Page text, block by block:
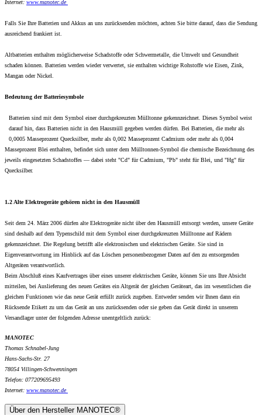
Internet: www.manotec.de
Falls Sie Ihre Batterien und Akkus an uns zurücksenden möchten, achten Sie bitte darauf, dass die Sendung
ausreichend frankiert ist.
Altbatterien enthalten möglicherweise Schadstoffe oder Schwermetalle, die Umwelt und Gesundheit
schaden können. Batterien werden wieder verwertet, sie enthalten wichtige Rohstoffe wie Eisen, Zink,
Mangan oder Nickel.
Bedeutung der Batteriesymbole
Batterien sind mit dem Symbol einer durchgekreuzten Mülltonne gekennzeichnet. Dieses Symbol weist
darauf hin, dass Batterien nicht in den Hausmüll gegeben werden dürfen. Bei Batterien, die mehr als
0,0005 Masseprozent Quecksilber, mehr als 0,002 Masseprozent Cadmium oder mehr als 0,004
Masseprozent Blei enthalten, befindet sich unter dem Mülltonnen-Symbol die chemische Bezeichnung des
jeweils eingesetzten Schadstoffes — dabei steht "Cd" für Cadmium, "Pb" steht für Blei, und "Hg" für
Quecksilber.
1.2 Alte Elektrogeräte gehören nicht in den Hausmüll
Seit dem 24. März 2006 dürfen alte Elektrogeräte nicht über den Hausmüll entsorgt werden, unsere Geräte
sind deshalb auf dem Typenschild mit dem Symbol einer durchgekreuzten Mülltonne auf Rädern
gekennzeichnet. Die Regelung betrifft alle elektronischen und elektrischen Geräte. Sie sind in
Eigenverantwortung im Hinblick auf das Löschen personenbezogener Daten auf den zu entsorgenden
Altgeräten verantwortlich.
Beim Abschluß eines Kaufvertrages über eines unserer elektrischen Geräte, können Sie uns Ihre Absicht
mitteilen, bei Auslieferung des neuen Gerätes ein Altgerät der gleichen Geräteart, das im wesentlichen die
gleichen Funktionen wie das neue Gerät erfüllt zurück zugeben. Entweder senden wir Ihnen dann ein
Rücksende Etikett zu um das Gerät an uns zurücksenden oder sie geben das Gerät direkt in unserem
Versandlager unter der folgenden Adresse unentgeltlich zurück:
MANOTEC
Thomas Schnabel-Jung
Hans-Sachs-Str. 27
78054 Villingen-Schwenningen
Telefon: 077209695493
Internet: www.manotec.de
Über den Hersteller MANOTEC®